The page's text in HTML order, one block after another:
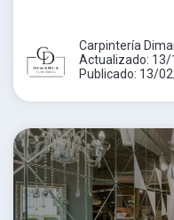
Carpintería
Actualizado:
Publicado: 13/